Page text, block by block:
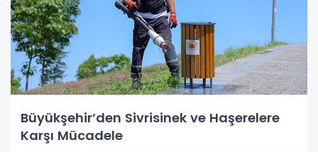
Büyükşehir’den Sivrisinek ve Haşerelere
Karşı Mücadele